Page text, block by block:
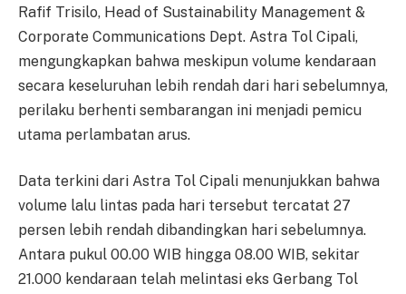
Rafif Trisilo, Head of Sustainability Management &
Corporate Communications Dept. Astra Tol Cipali,
mengungkapkan bahwa meskipun volume kendaraan
secara keseluruhan lebih rendah dari hari sebelumnya,
perilaku berhenti sembarangan ini menjadi pemicu
utama perlambatan arus.
Data terkini dari Astra Tol Cipali menunjukkan bahwa
volume lalu lintas pada hari tersebut tercatat 27
persen lebih rendah dibandingkan hari sebelumnya.
Antara pukul 00.00 WIB hingga 08.00 WIB, sekitar
21.000 kendaraan telah melintasi eks Gerbang Tol